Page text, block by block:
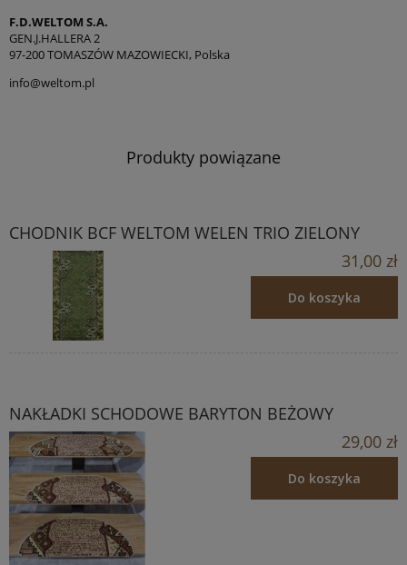
F.D.WELTOM S.A.
GEN.J.HALLERA 2
97-200 TOMASZÓW MAZOWIECKI, Polska
info@weltom.pl
Produkty powiązane
CHODNIK BCF WELTOM WELEN TRIO ZIELONY
31,00 zł
Do koszyka
NAKŁADKI SCHODOWE BARYTON BEŻOWY
29,00 zł
Do koszyka